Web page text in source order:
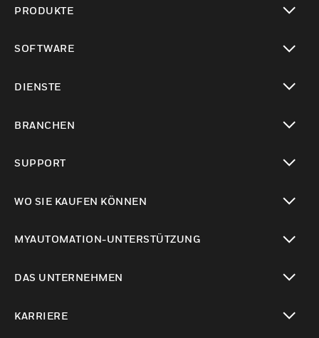
PRODUKTE
SOFTWARE
DIENSTE
BRANCHEN
SUPPORT
WO SIE KAUFEN KÖNNEN
MYAUTOMATION-UNTERSTÜTZUNG
DAS UNTERNEHMEN
KARRIERE